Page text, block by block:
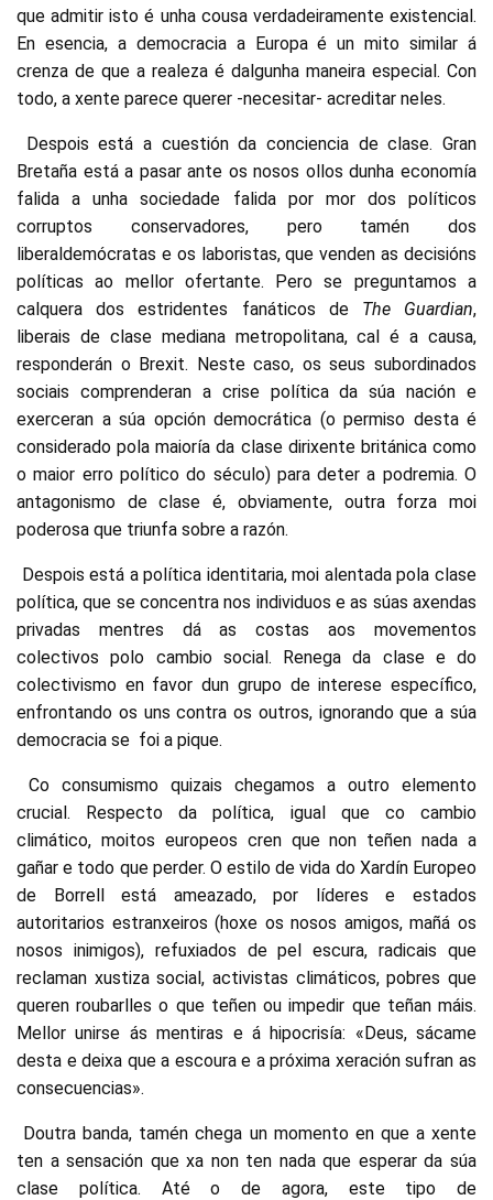
que admitir isto é unha cousa verdadeiramente existencial.
En esencia, a democracia a Europa é un mito similar á
crenza de que a realeza é dalgunha maneira especial. Con
todo, a xente parece querer -necesitar- acreditar neles.
Despois está a cuestión da conciencia de clase. Gran
Bretaña está a pasar ante os nosos ollos dunha economía
falida a unha sociedade falida por mor dos políticos
corruptos conservadores, pero tamén dos
liberaldemócratas e os laboristas, que venden as decisións
políticas ao mellor ofertante. Pero se preguntamos a
calquera dos estridentes fanáticos de The Guardian,
liberais de clase mediana metropolitana, cal é a causa,
responderán o Brexit. Neste caso, os seus subordinados
sociais comprenderan a crise política da súa nación e
exerceran a súa opción democrática (o permiso desta é
considerado pola maioría da clase dirixente británica como
o maior erro político do século) para deter a podremia. O
antagonismo de clase é, obviamente, outra forza moi
poderosa que triunfa sobre a razón.
Despois está a política identitaria, moi alentada pola clase
política, que se concentra nos individuos e as súas axendas
privadas mentres dá as costas aos movementos
colectivos polo cambio social. Renega da clase e do
colectivismo en favor dun grupo de interese específico,
enfrontando os uns contra os outros, ignorando que a súa
democracia se foi a pique.
Co consumismo quizais chegamos a outro elemento
crucial. Respecto da política, igual que co cambio
climático, moitos europeos cren que non teñen nada a
gañar e todo que perder. O estilo de vida do Xardín Europeo
de Borrell está ameazado, por líderes e estados
autoritarios estranxeiros (hoxe os nosos amigos, mañá os
nosos inimigos), refuxiados de pel escura, radicais que
reclaman xustiza social, activistas climáticos, pobres que
queren roubarlles o que teñen ou impedir que teñan máis.
Mellor unirse ás mentiras e á hipocrisía: «Deus, sácame
desta e deixa que a escoura e a próxima xeración sufran as
consecuencias».
Doutra banda, tamén chega un momento en que a xente
ten a sensación que xa non ten nada que esperar da súa
clase política. Até o de agora, este tipo de